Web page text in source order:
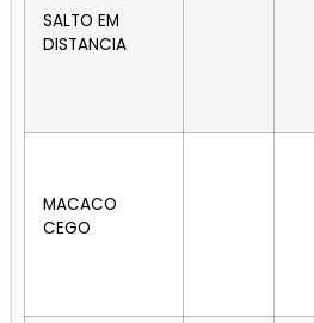
SALTO EM
DISTANCIA
MACACO
CEGO